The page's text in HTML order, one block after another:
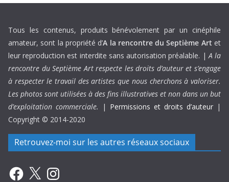
Tous les contenus, produits bénévolement par un cinéphile
amateur, sont la propriété d’A la rencontre du Septième Art et
leur reproduction est interdite sans autorisation préalable. |A la
rencontre du Septième Art respecte les droits d’auteur et s’engage
à respecter le travail des artistes que nous cherchons à valoriser.
Les photos sont utilisées à des fins illustratives et non dans un but
d’exploitation commerciale.
| Permissions et droits d’auteur |
Copyright © 2014-2020
Retrouvez-moi sur les autres réseaux sociaux
Facebook
X Instagram